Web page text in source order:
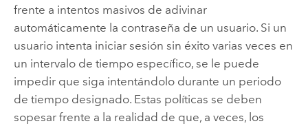
frente a intentos masivos de adivinar
automáticamente la contraseña de un usuario. Si un
usuario intenta iniciar sesión sin éxito varias veces en
un intervalo de tiempo específico, se le puede
impedir que siga intentándolo durante un periodo
de tiempo designado. Estas políticas se deben
sopesar frente a la realidad de que, a veces, los